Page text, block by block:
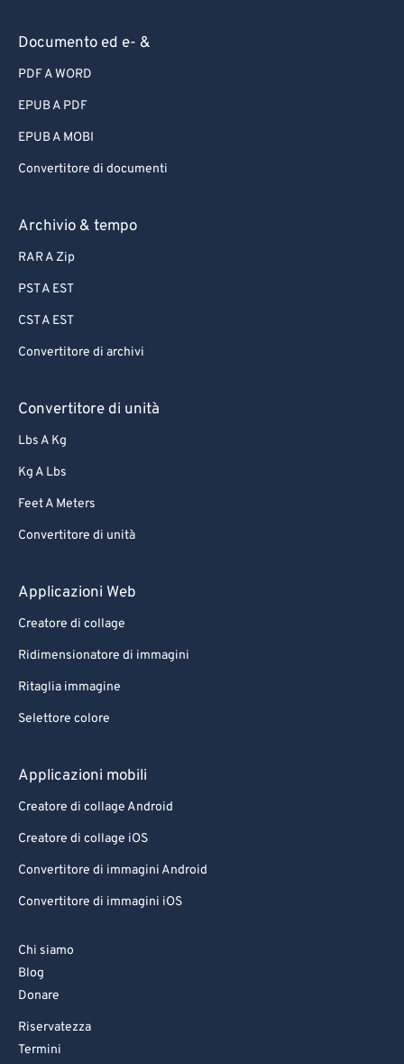
Documento ed e- &
PDF A WORD
EPUB A PDF
EPUB A MOBI
Convertitore di documenti
Archivio & tempo
RAR A Zip
PST A EST
CST A EST
Convertitore di archivi
Convertitore di unità
Lbs A Kg
Kg A Lbs
Feet A Meters
Convertitore di unità
Applicazioni Web
Creatore di collage
Ridimensionatore di immagini
Ritaglia immagine
Selettore colore
Applicazioni mobili
Creatore di collage Android
Creatore di collage iOS
Convertitore di immagini Android
Convertitore di immagini iOS
Chi siamo
Blog
Donare
Riservatezza
Termini